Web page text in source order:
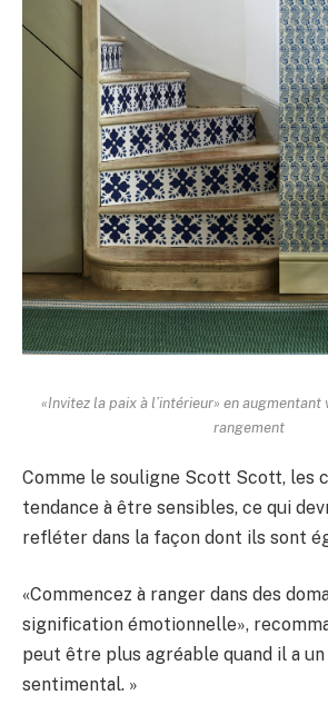
«Invitez la paix à l’intérieur» en augmentant
rangement
Comme le souligne Scott Scott, les
tendance à être sensibles, ce qui
refléter dans la façon dont ils sont
«Commencez à ranger dans des
signification émotionnelle»,
peut être plus agréable quand il a un
sentimental. »